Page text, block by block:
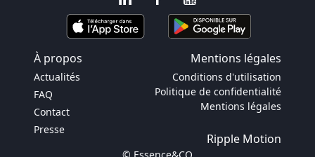
À propos Mentions légales
Actualités
FAQ
Contact
Presse
Conditions d'utilisation
Politique de confidentialité
Mentions légales
Ripple Motion